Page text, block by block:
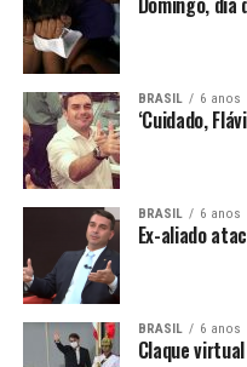
BRASIL 6 anos
‘Cuidado,
BRASIL 6 anos
Ex-aliado
BRASIL 6 anos
Claque